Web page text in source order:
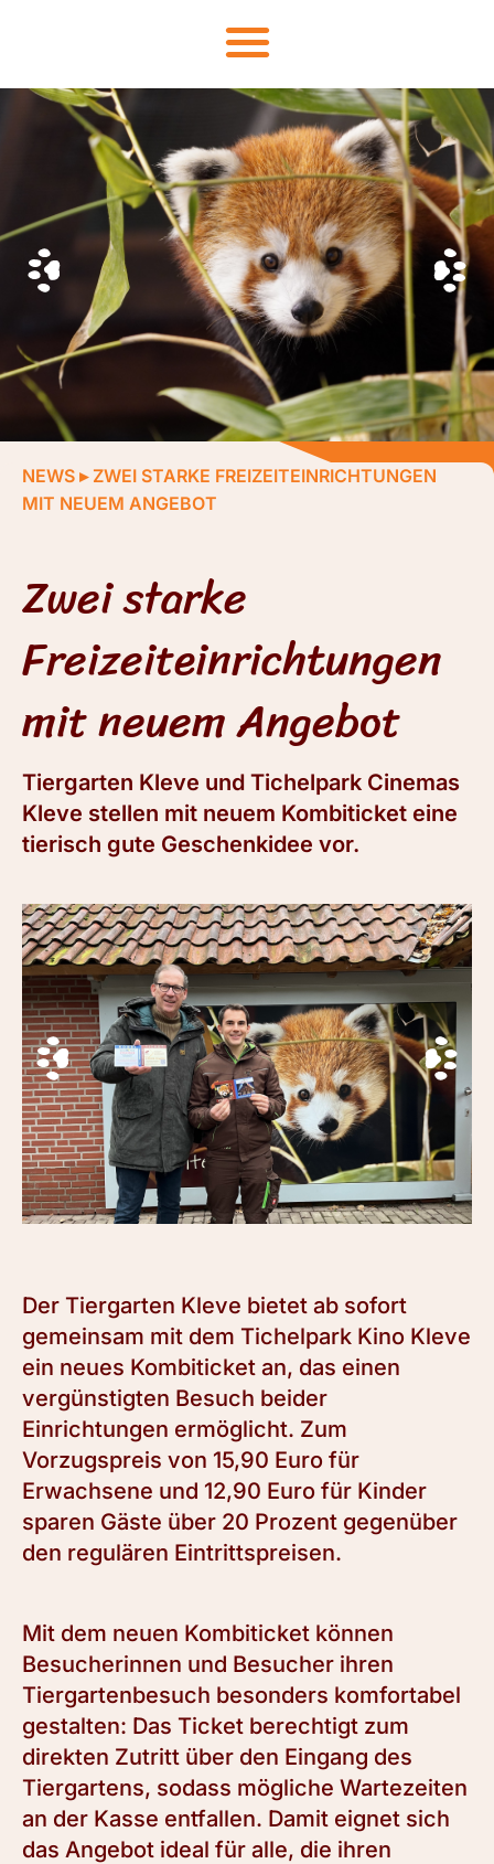
NEWS ▸ ZWEI STARKE FREIZEITEINRICHTUNGEN
MIT NEUEM ANGEBOT
Zwei starke
Freizeiteinrichtungen
mit neuem Angebot
Tiergarten Kleve und Tichelpark Cinemas
Kleve stellen mit neuem Kombiticket eine
tierisch gute Geschenkidee vor.
Der Tiergarten Kleve bietet ab sofort
gemeinsam mit dem Tichelpark Kino Kleve
ein neues Kombiticket an, das einen
vergünstigten Besuch beider
Einrichtungen ermöglicht. Zum
Vorzugspreis von 15,90 Euro für
Erwachsene und 12,90 Euro für Kinder
sparen Gäste über 20 Prozent gegenüber
den regulären Eintrittspreisen.
Mit dem neuen Kombiticket können
Besucherinnen und Besucher ihren
Tiergartenbesuch besonders komfortabel
gestalten: Das Ticket berechtigt zum
direkten Zutritt über den Eingang des
Tiergartens, sodass mögliche Wartezeiten
an der Kasse entfallen. Damit eignet sich
das Angebot ideal für alle, die ihren